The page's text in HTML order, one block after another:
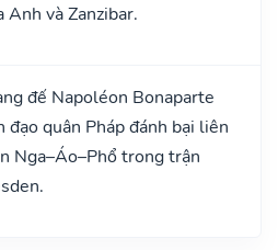
Anh và Zanzibar.
đế Napoléon Bonaparte
đạo quân Pháp đánh bại liên
Nga–Áo–Phổ trong trận